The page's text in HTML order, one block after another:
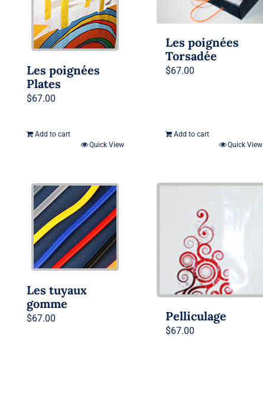
Les poignées
Plates
$67.00
Add to cart
Quick View
Les poignées
Torsadée
$67.00
Add to cart
Quick View
Les tuyaux
gomme
$67.00 Pelliculage
$67.00